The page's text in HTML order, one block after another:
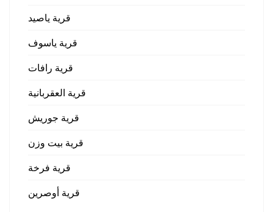
قرية ياصيد
قرية ياسوف
قرية رافات
قرية العقربانية
قرية جوريش
قرية بيت وزن
قرية فرخة
قرية أوصرين